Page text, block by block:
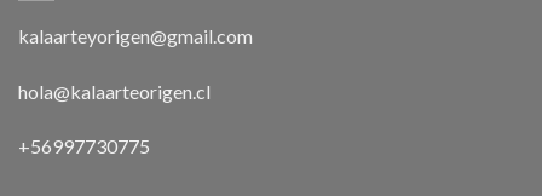
kalaarteyorigen@gmail.com
hola@kalaarteorigen.cl
+56997730775